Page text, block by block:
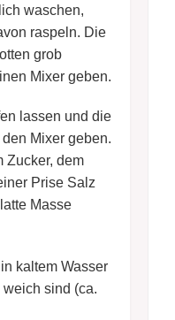
waschen,
raspeln. Die
grob
Mixer geben.
lassen und die
Mixer geben.
Zucker, dem
Prise Salz
Masse
kaltem Wasser
sind (ca.